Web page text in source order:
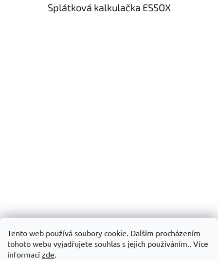
Tento web používá soubory cookie. Dalším procházením
tohoto webu vyjadřujete souhlas s jejich používáním.. Více
informací zde.
Splátková kalkulačka ESSOX